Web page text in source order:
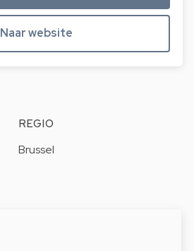
Naar website
REGIO
Brussel